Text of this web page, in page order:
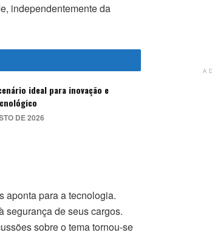
independentemente da
ideal para inovação e
DE 2026
aponta para a tecnologia.
segurança de seus cargos.
sobre o tema tornou-se